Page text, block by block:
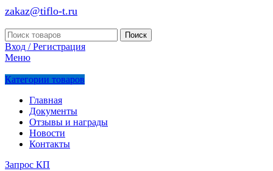
zakaz@tiflo-t.ru
Поиск
Вход / Регистрация
Меню
Категории товаров
Главная
Документы
Отзывы и награды
Новости
Контакты
Запрос КП